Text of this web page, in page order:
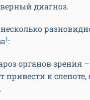
диагноз.
1:
органов зрения
привести к слепоте,